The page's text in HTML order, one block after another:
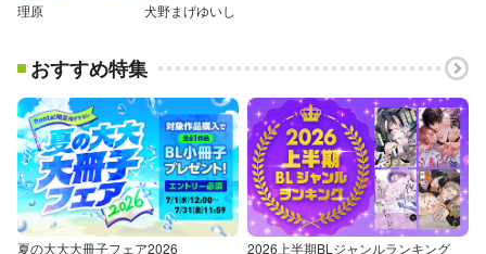
理原 犬野まげゆいし
おすすめ特集
夏の大大大冊子フェア2026 2026上半期BLジャンルランキング